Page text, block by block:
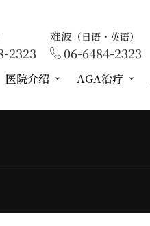
2323
难波 （日语・英语）
06-6484-2323
医院介绍 AGA治疗